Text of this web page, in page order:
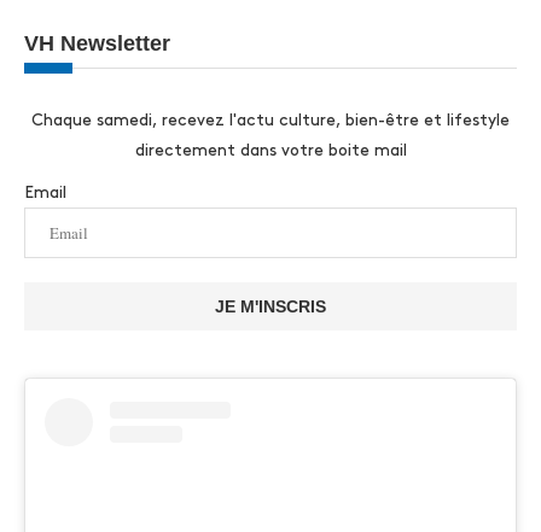
VH Newsletter
Chaque samedi, recevez l'actu culture, bien-être et lifestyle
directement dans votre boite mail
Email
JE M'INSCRIS